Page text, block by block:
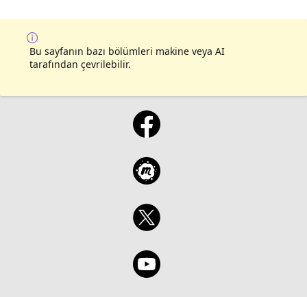
Bu sayfanın bazı bölümleri makine veya AI
tarafından çevrilebilir.